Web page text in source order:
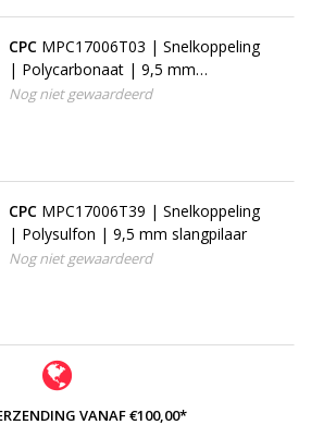
CPC MPC17006T03 | Snelkoppeling
| Polycarbonaat | 9,5 mm
slangpilaar
Nog niet gewaardeerd
CPC MPC17006T39 | Snelkoppeling
| Polysulfon | 9,5 mm slangpilaar
Nog niet gewaardeerd
VANAF €100,00*